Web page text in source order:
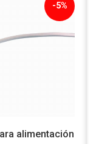
-5%
alimentación